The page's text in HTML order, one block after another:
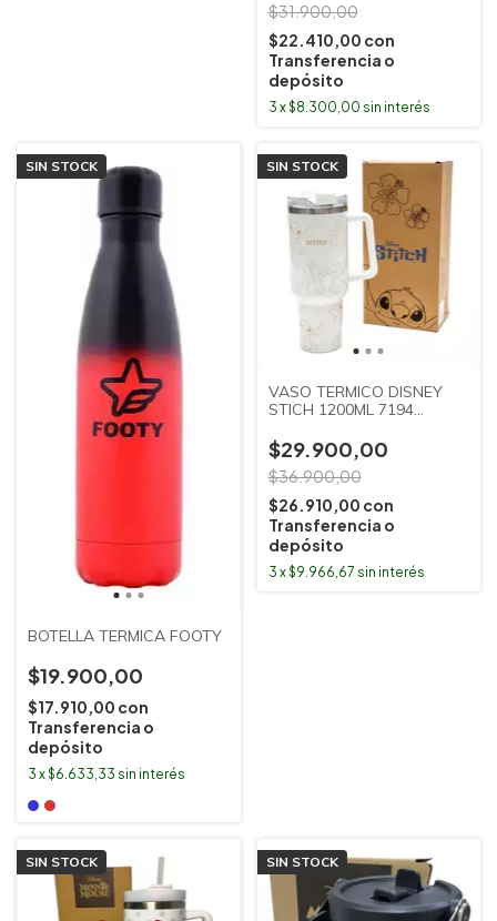
$31.900,00
$22.410,00 con
Transferencia o
depósito
3 x$8.300,00 sin interés
SIN STOCK
BOTELLA TERMICA FOOTY
$19.900,00
$17.910,00 con
Transferencia o
depósito
3 x$6.633,33 sin interés
SIN STOCK
VASO TERMICO DISNEY
STICH 1200ML 7194
$29.900,00
$36.900,00
$26.910,00 con
Transferencia o
depósito
3 x$9.966,67 sin interés
SIN STOCK SIN STOCK